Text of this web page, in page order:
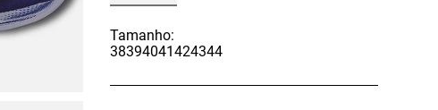
Tamanho:
38394041424344